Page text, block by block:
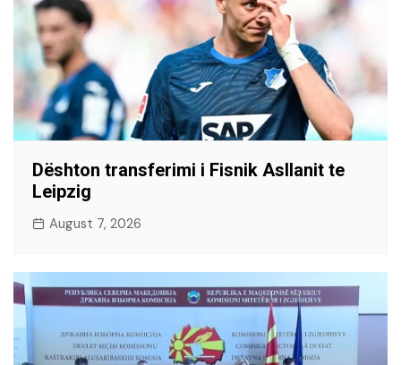
Dështon transferimi i Fisnik Asllanit te
Leipzig
August 7, 2026